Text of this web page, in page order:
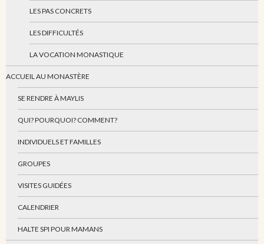
LES PAS CONCRETS
LES DIFFICULTÉS
LA VOCATION MONASTIQUE
ACCUEIL AU MONASTÈRE
SE RENDRE À MAYLIS
QUI? POURQUOI? COMMENT?
INDIVIDUELS ET FAMILLES
GROUPES
VISITES GUIDÉES
CALENDRIER
HALTE SPI POUR MAMANS